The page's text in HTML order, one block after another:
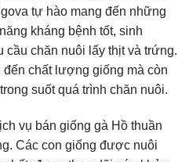
tự hào mang đến những
kháng bệnh tốt, sinh
chăn nuôi lấy thịt và trứng.
chất lượng giống mà còn
suốt quá trình chăn nuôi.
vụ bán giống gà Hồ thuần
Các con giống được nuôi